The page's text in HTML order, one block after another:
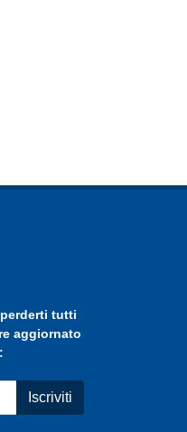
tutti
aggiornato
Iscriviti